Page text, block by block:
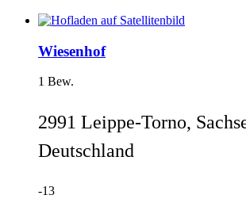
Wiesenhof
1 Bew.
2991 Leippe-Torno,
Deutschland
-13